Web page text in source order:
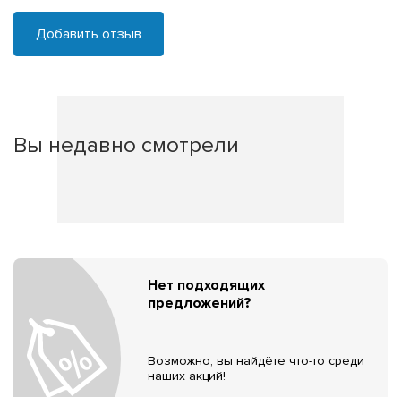
Добавить отзыв
Вы недавно смотрели
Нет подходящих
предложений?
Возможно, вы найдёте что-то среди
наших акций!